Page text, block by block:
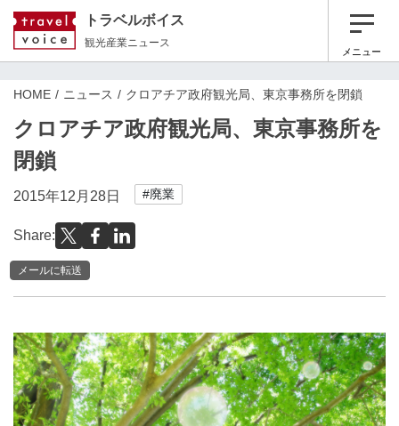
トラベルボイス
観光産業ニュース
メニュー
HOME ニュース クロアチア政府観光局、東京事務所を閉鎖
クロアチア政府観光局、東京事務所を
閉鎖
2015年12月28日 #廃業
Share:
メールに転送